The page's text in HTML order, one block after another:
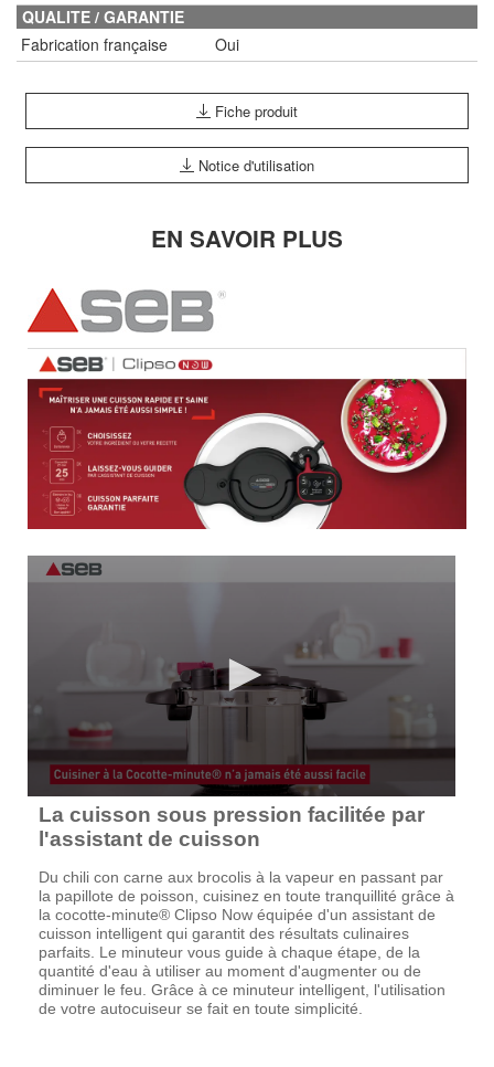
QUALITE / GARANTIE
Fabrication française
Oui
Fiche produit
Notice d'utilisation
EN SAVOIR PLUS
La cuisson sous pression facilitée par
l'assistant de cuisson
Du chili con carne aux brocolis à la vapeur en passant par
la papillote de poisson, cuisinez en toute tranquillité grâce à
la cocotte-minute® Clipso Now équipée d'un assistant de
cuisson intelligent qui garantit des résultats culinaires
parfaits. Le minuteur vous guide à chaque étape, de la
quantité d'eau à utiliser au moment d'augmenter ou de
diminuer le feu. Grâce à ce minuteur intelligent, l'utilisation
de votre autocuiseur se fait en toute simplicité.